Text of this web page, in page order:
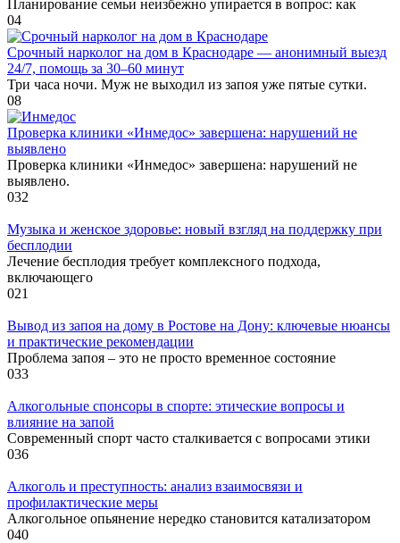
Планирование семьи неизбежно упирается в вопрос: как
04
Срочный нарколог на дом в Краснодаре — анонимный выезд
24/7, помощь за 30–60 минут
Три часа ночи. Муж не выходил из запоя уже пятые сутки.
08
Проверка клиники «Инмедос» завершена: нарушений не
выявлено
Проверка клиники «Инмедос» завершена: нарушений не
выявлено.
032
Музыка и женское здоровье: новый взгляд на поддержку при
бесплодии
Лечение бесплодия требует комплексного подхода,
включающего
021
Вывод из запоя на дому в Ростове на Дону: ключевые нюансы
и практические рекомендации
Проблема запоя – это не просто временное состояние
033
Алкогольные спонсоры в спорте: этические вопросы и
влияние на запой
Современный спорт часто сталкивается с вопросами этики
036
Алкоголь и преступность: анализ взаимосвязи и
профилактические меры
Алкогольное опьянение нередко становится катализатором
040